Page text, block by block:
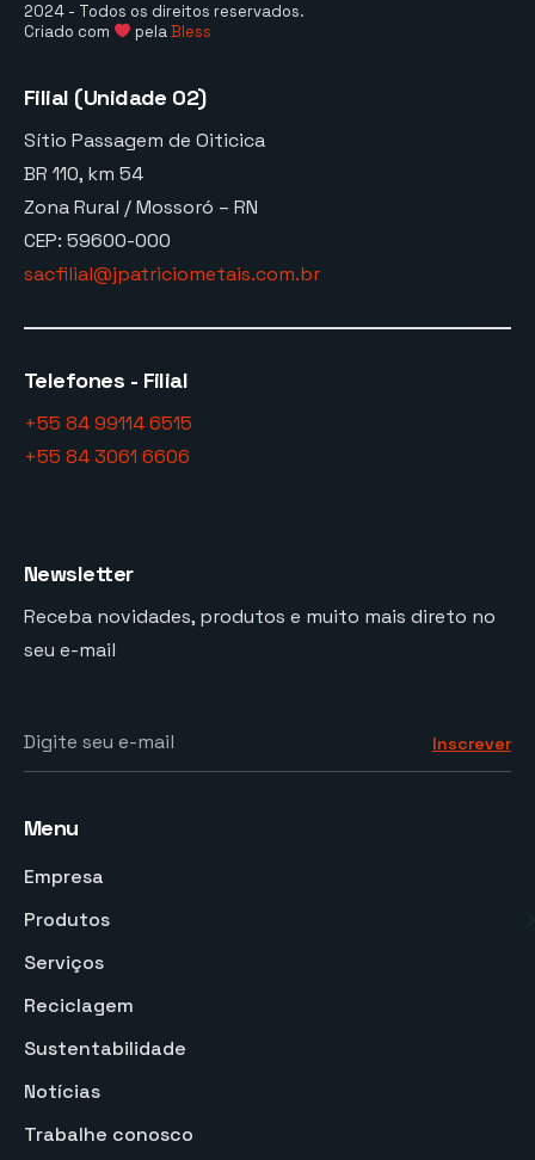
2024 - Todos os direitos reservados.
Criado com
pelaBless
Filial (Unidade 02)
Sítio Passagem de Oiticica
BR 110, km 54
Zona Rural / Mossoró – RN
CEP: 59600-000
sacfilial@jpatriciometais.com.br
Telefones - Filial
+55 84 99114 6515
+55 84 3061 6606
Newsletter
Receba novidades, produtos e muito mais direto no
seu e-mail
Digite seu e-mail Inscrever
Menu
Empresa
Produtos
Serviços
Reciclagem
Sustentabilidade
Notícias
Trabalhe conosco